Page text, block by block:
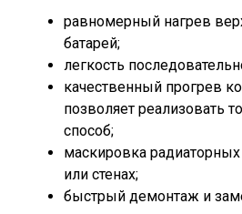
равномерный нагрев
батарей;
легкость
качественный прогрев
позволяет реализовать
способ;
маскировка
или стенах;
быстрый демонтаж и